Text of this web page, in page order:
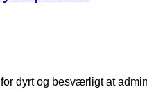
dyrt og besværligt at